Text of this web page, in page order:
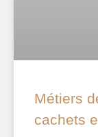
Métiers
cachets